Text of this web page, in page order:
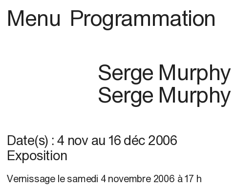
Menu Programmation
Serge Murphy
Serge Murphy
Date(s) :4 novau 16 déc 2006
Exposition
Vernissage le samedi 4 novembre 2006 à 17 h